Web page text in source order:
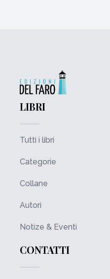
LIBRI
Tutti i libri
Categorie
Collane
Autori
Notize & Eventi
CONTATTI